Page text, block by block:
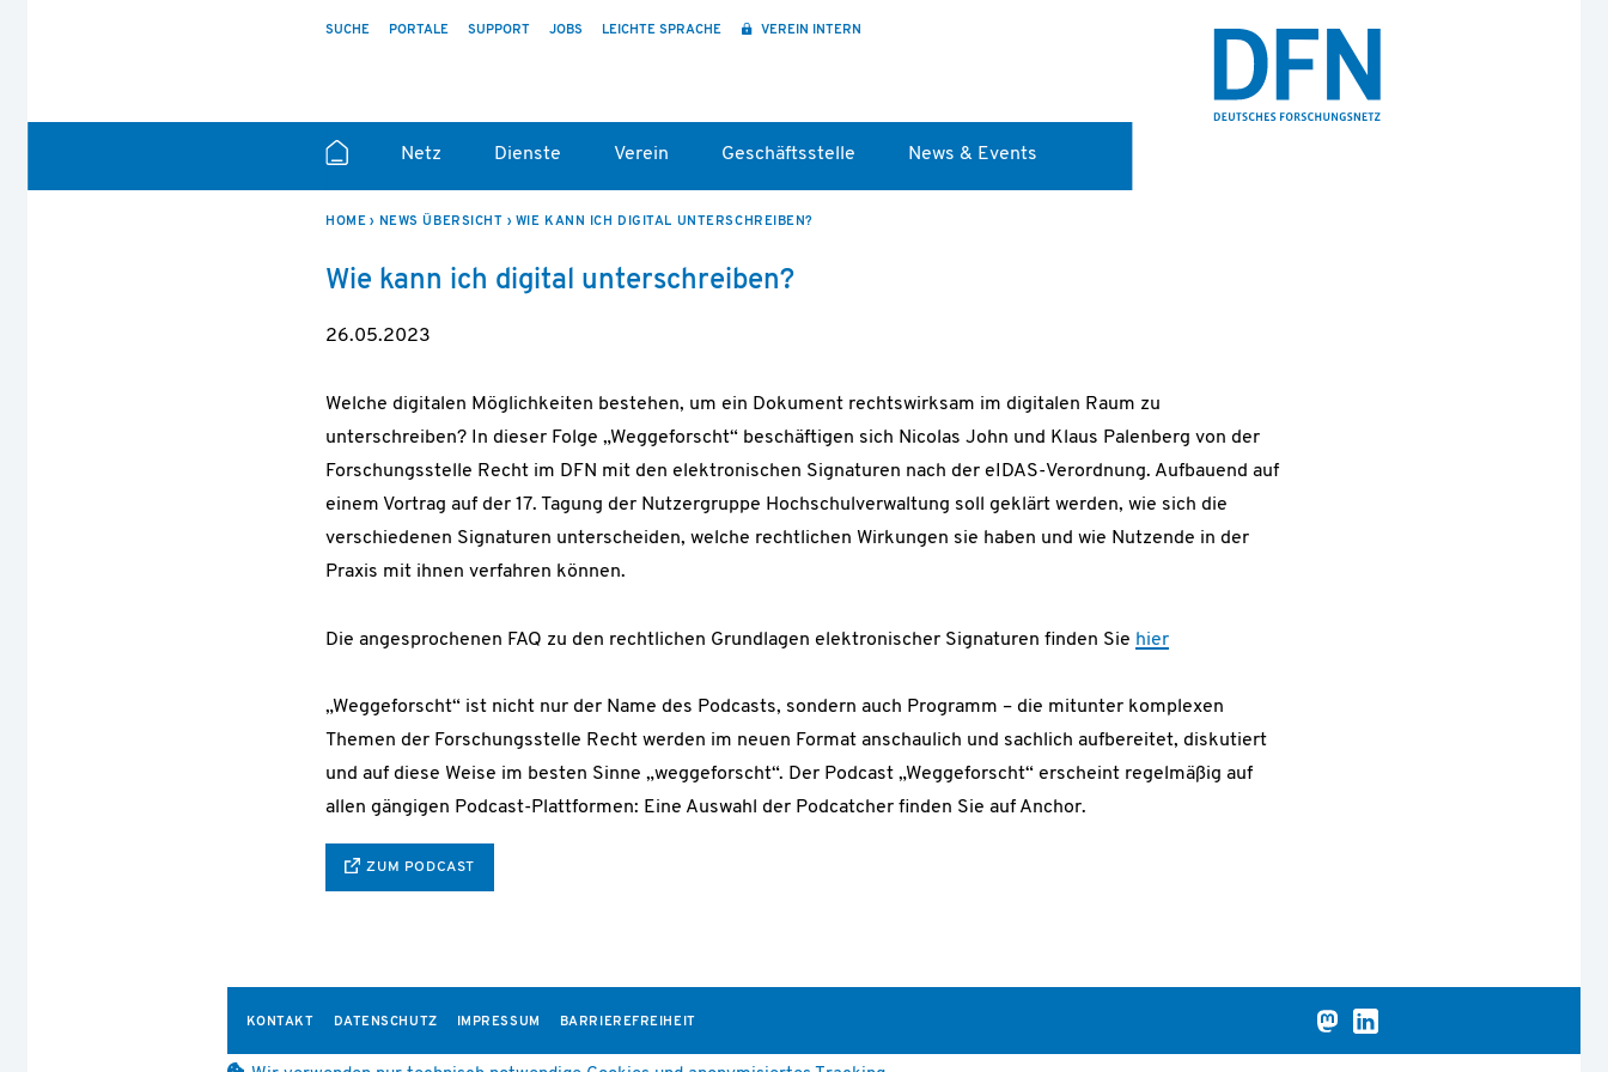
SUCHE PORTALE SUPPORT JOBS LEICHTE SPRACHE VEREIN INTERN
Netz Dienste Verein Geschäftsstelle News & Events
HOME NEWS ÜBERSICHT WIE KANN ICH DIGITAL UNTERSCHREIBEN?
Wie kann ich digital unterschreiben?
26.05.2023
Welche digitalen Möglichkeiten bestehen, um ein Dokument rechtswirksam im digitalen Raum zu
unterschreiben? In dieser Folge „Weggeforscht“ beschäftigen sich Nicolas John und Klaus Palenberg von der
Forschungsstelle Recht im DFN mit den elektronischen Signaturen nach der eIDAS-Verordnung. Aufbauend auf
einem Vortrag auf der 17. Tagung der Nutzergruppe Hochschulverwaltung soll geklärt werden, wie sich die
verschiedenen Signaturen unterscheiden, welche rechtlichen Wirkungen sie haben und wie Nutzende in der
Praxis mit ihnen verfahren können.
Die angesprochenen FAQ zu den rechtlichen Grundlagen elektronischer Signaturen finden Sie hier
„Weggeforscht“ ist nicht nur der Name des Podcasts, sondern auch Programm – die mitunter komplexen
Themen der Forschungsstelle Recht werden im neuen Format anschaulich und sachlich aufbereitet, diskutiert
und auf diese Weise im besten Sinne „weggeforscht“. Der Podcast „Weggeforscht“ erscheint regelmäßig auf
allen gängigen Podcast-Plattformen: Eine Auswahl der Podcatcher finden Sie auf Anchor.
ZUM PODCAST
KONTAKT DATENSCHUTZ IMPRESSUM BARRIEREFREIHEIT